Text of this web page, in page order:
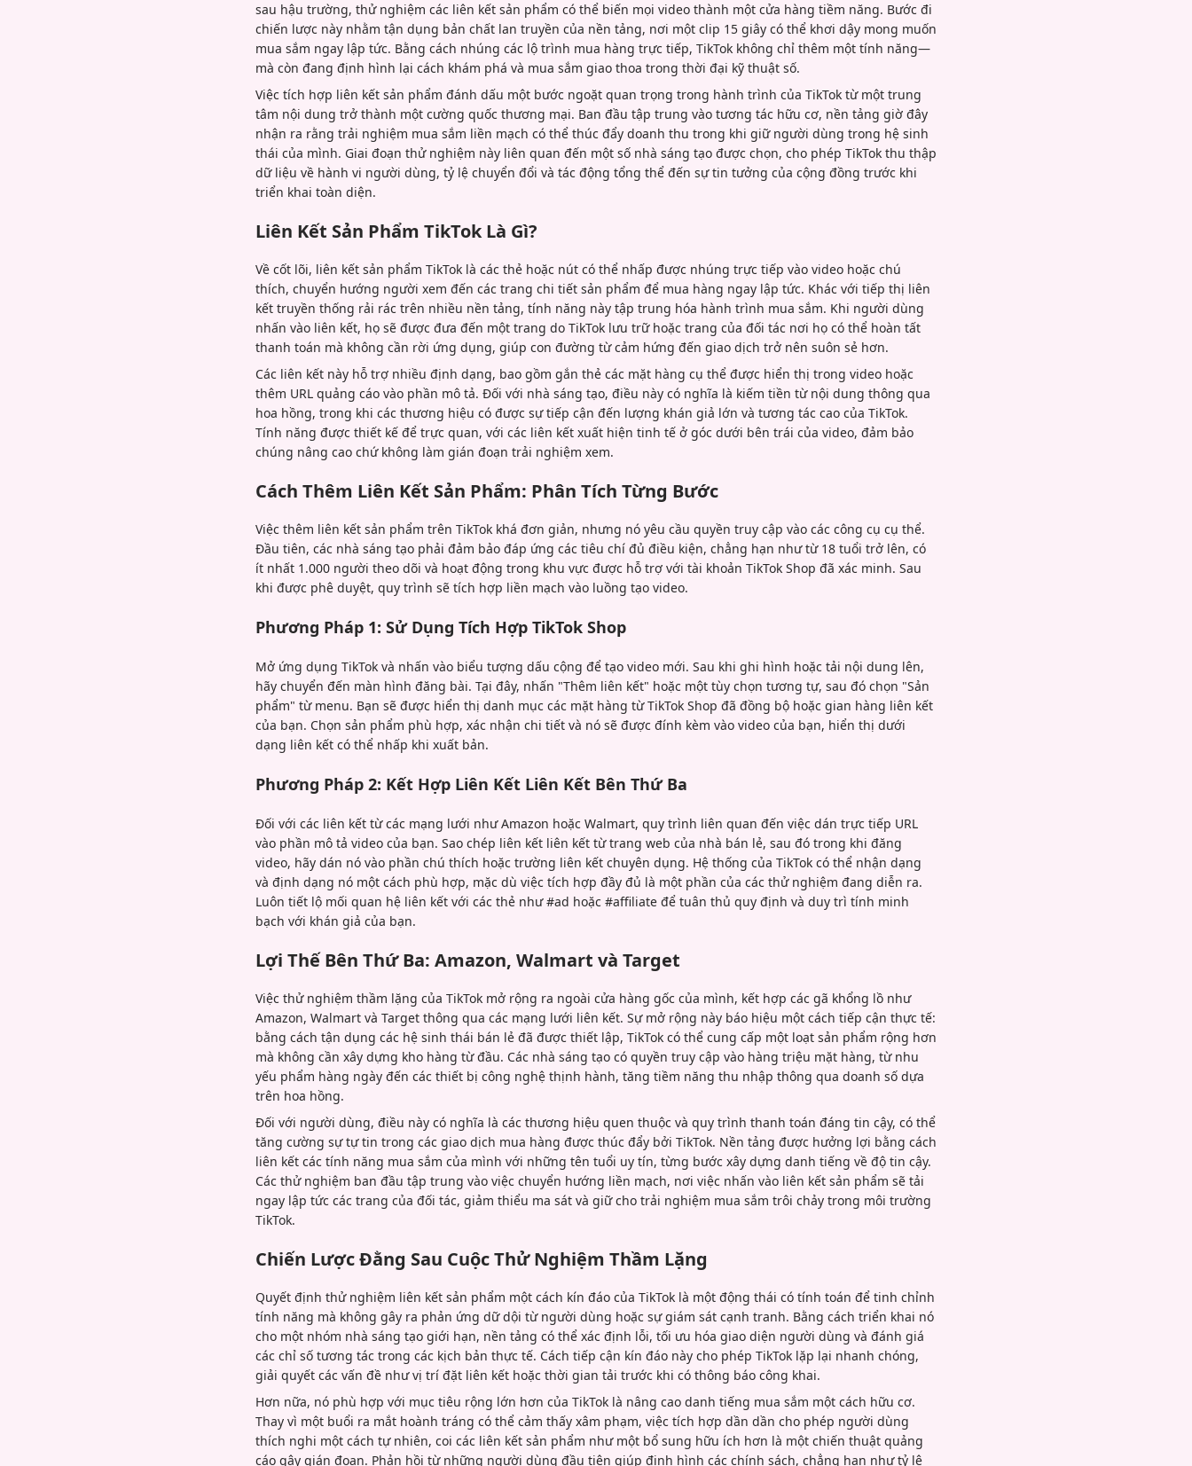
sau hậu trường, thử nghiệm các liên kết sản phẩm có thể biến mọi video thành một cửa hàng tiềm năng. Bước đi
chiến lược này nhằm tận dụng bản chất lan truyền của nền tảng, nơi một clip 15 giây có thể khơi dậy mong muốn
mua sắm ngay lập tức. Bằng cách nhúng các lộ trình mua hàng trực tiếp, TikTok không chỉ thêm một tính năng—
mà còn đang định hình lại cách khám phá và mua sắm giao thoa trong thời đại kỹ thuật số.
Việc tích hợp liên kết sản phẩm đánh dấu một bước ngoặt quan trọng trong hành trình của TikTok từ một trung
tâm nội dung trở thành một cường quốc thương mại. Ban đầu tập trung vào tương tác hữu cơ, nền tảng giờ đây
nhận ra rằng trải nghiệm mua sắm liền mạch có thể thúc đẩy doanh thu trong khi giữ người dùng trong hệ sinh
thái của mình. Giai đoạn thử nghiệm này liên quan đến một số nhà sáng tạo được chọn, cho phép TikTok thu thập
dữ liệu về hành vi người dùng, tỷ lệ chuyển đổi và tác động tổng thể đến sự tin tưởng của cộng đồng trước khi
triển khai toàn diện.
Liên Kết Sản Phẩm TikTok Là Gì?
Về cốt lõi, liên kết sản phẩm TikTok là các thẻ hoặc nút có thể nhấp được nhúng trực tiếp vào video hoặc chú
thích, chuyển hướng người xem đến các trang chi tiết sản phẩm để mua hàng ngay lập tức. Khác với tiếp thị liên
kết truyền thống rải rác trên nhiều nền tảng, tính năng này tập trung hóa hành trình mua sắm. Khi người dùng
nhấn vào liên kết, họ sẽ được đưa đến một trang do TikTok lưu trữ hoặc trang của đối tác nơi họ có thể hoàn tất
thanh toán mà không cần rời ứng dụng, giúp con đường từ cảm hứng đến giao dịch trở nên suôn sẻ hơn.
Các liên kết này hỗ trợ nhiều định dạng, bao gồm gắn thẻ các mặt hàng cụ thể được hiển thị trong video hoặc
thêm URL quảng cáo vào phần mô tả. Đối với nhà sáng tạo, điều này có nghĩa là kiếm tiền từ nội dung thông qua
hoa hồng, trong khi các thương hiệu có được sự tiếp cận đến lượng khán giả lớn và tương tác cao của TikTok.
Tính năng được thiết kế để trực quan, với các liên kết xuất hiện tinh tế ở góc dưới bên trái của video, đảm bảo
chúng nâng cao chứ không làm gián đoạn trải nghiệm xem.
Cách Thêm Liên Kết Sản Phẩm: Phân Tích Từng Bước
Việc thêm liên kết sản phẩm trên TikTok khá đơn giản, nhưng nó yêu cầu quyền truy cập vào các công cụ cụ thể.
Đầu tiên, các nhà sáng tạo phải đảm bảo đáp ứng các tiêu chí đủ điều kiện, chẳng hạn như từ 18 tuổi trở lên, có
ít nhất 1.000 người theo dõi và hoạt động trong khu vực được hỗ trợ với tài khoản TikTok Shop đã xác minh. Sau
khi được phê duyệt, quy trình sẽ tích hợp liền mạch vào luồng tạo video.
Phương Pháp 1: Sử Dụng Tích Hợp TikTok Shop
Mở ứng dụng TikTok và nhấn vào biểu tượng dấu cộng để tạo video mới. Sau khi ghi hình hoặc tải nội dung lên,
hãy chuyển đến màn hình đăng bài. Tại đây, nhấn "Thêm liên kết" hoặc một tùy chọn tương tự, sau đó chọn "Sản
phẩm" từ menu. Bạn sẽ được hiển thị danh mục các mặt hàng từ TikTok Shop đã đồng bộ hoặc gian hàng liên kết
của bạn. Chọn sản phẩm phù hợp, xác nhận chi tiết và nó sẽ được đính kèm vào video của bạn, hiển thị dưới
dạng liên kết có thể nhấp khi xuất bản.
Phương Pháp 2: Kết Hợp Liên Kết Liên Kết Bên Thứ Ba
Đối với các liên kết từ các mạng lưới như Amazon hoặc Walmart, quy trình liên quan đến việc dán trực tiếp URL
vào phần mô tả video của bạn. Sao chép liên kết liên kết từ trang web của nhà bán lẻ, sau đó trong khi đăng
video, hãy dán nó vào phần chú thích hoặc trường liên kết chuyên dụng. Hệ thống của TikTok có thể nhận dạng
và định dạng nó một cách phù hợp, mặc dù việc tích hợp đầy đủ là một phần của các thử nghiệm đang diễn ra.
Luôn tiết lộ mối quan hệ liên kết với các thẻ như #ad hoặc #affiliate để tuân thủ quy định và duy trì tính minh
bạch với khán giả của bạn.
Lợi Thế Bên Thứ Ba: Amazon, Walmart và Target
Việc thử nghiệm thầm lặng của TikTok mở rộng ra ngoài cửa hàng gốc của mình, kết hợp các gã khổng lồ như
Amazon, Walmart và Target thông qua các mạng lưới liên kết. Sự mở rộng này báo hiệu một cách tiếp cận thực tế:
bằng cách tận dụng các hệ sinh thái bán lẻ đã được thiết lập, TikTok có thể cung cấp một loạt sản phẩm rộng hơn
mà không cần xây dựng kho hàng từ đầu. Các nhà sáng tạo có quyền truy cập vào hàng triệu mặt hàng, từ nhu
yếu phẩm hàng ngày đến các thiết bị công nghệ thịnh hành, tăng tiềm năng thu nhập thông qua doanh số dựa
trên hoa hồng.
Đối với người dùng, điều này có nghĩa là các thương hiệu quen thuộc và quy trình thanh toán đáng tin cậy, có thể
tăng cường sự tự tin trong các giao dịch mua hàng được thúc đẩy bởi TikTok. Nền tảng được hưởng lợi bằng cách
liên kết các tính năng mua sắm của mình với những tên tuổi uy tín, từng bước xây dựng danh tiếng về độ tin cậy.
Các thử nghiệm ban đầu tập trung vào việc chuyển hướng liền mạch, nơi việc nhấn vào liên kết sản phẩm sẽ tải
ngay lập tức các trang của đối tác, giảm thiểu ma sát và giữ cho trải nghiệm mua sắm trôi chảy trong môi trường
TikTok.
Chiến Lược Đằng Sau Cuộc Thử Nghiệm Thầm Lặng
Quyết định thử nghiệm liên kết sản phẩm một cách kín đáo của TikTok là một động thái có tính toán để tinh chỉnh
tính năng mà không gây ra phản ứng dữ dội từ người dùng hoặc sự giám sát cạnh tranh. Bằng cách triển khai nó
cho một nhóm nhà sáng tạo giới hạn, nền tảng có thể xác định lỗi, tối ưu hóa giao diện người dùng và đánh giá
các chỉ số tương tác trong các kịch bản thực tế. Cách tiếp cận kín đáo này cho phép TikTok lặp lại nhanh chóng,
giải quyết các vấn đề như vị trí đặt liên kết hoặc thời gian tải trước khi có thông báo công khai.
Hơn nữa, nó phù hợp với mục tiêu rộng lớn hơn của TikTok là nâng cao danh tiếng mua sắm một cách hữu cơ.
Thay vì một buổi ra mắt hoành tráng có thể cảm thấy xâm phạm, việc tích hợp dần dần cho phép người dùng
thích nghi một cách tự nhiên, coi các liên kết sản phẩm như một bổ sung hữu ích hơn là một chiến thuật quảng
cáo gây gián đoạn. Phản hồi từ những người dùng đầu tiên giúp định hình các chính sách, chẳng hạn như tỷ lệ